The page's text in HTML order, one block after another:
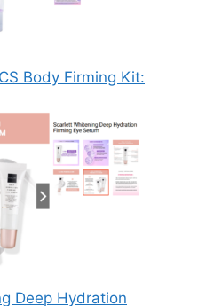
Body Firming Kit:
Deep Hydration